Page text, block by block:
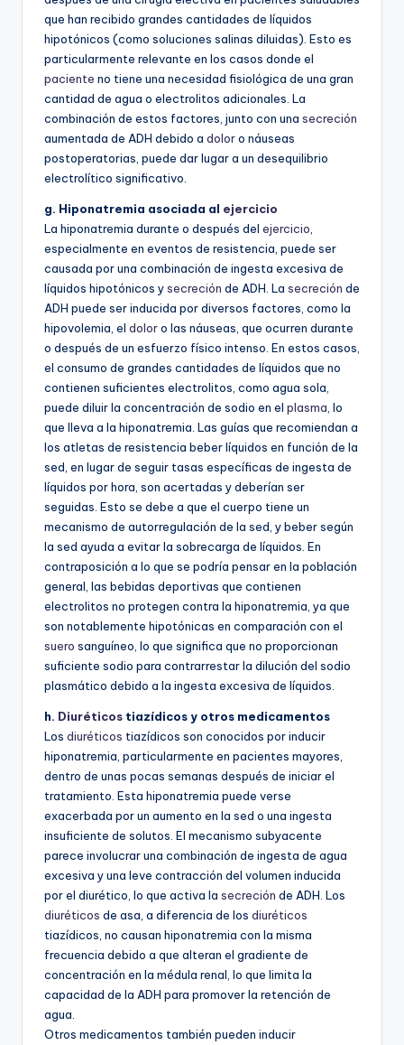
que han recibido grandes cantidades de líquidos
hipotónicos (como soluciones salinas diluidas). Esto es
particularmente relevante en los casos donde el
paciente no tiene una necesidad fisiológica de una gran
cantidad de agua o electrolitos adicionales. La
combinación de estos factores, junto con una secreción
aumentada de ADH debido a doloro náuseas
postoperatorias, puede dar lugar a un desequilibrio
electrolítico significativo.
g. Hiponatremia asociada al ejercicio
La hiponatremia durante o después del ejercicio
especialmente en eventos de resistencia, puede ser
causada por una combinación de ingesta excesiva de
líquidos hipotónicos ysecreción de ADH. La secreción de
ADH puede ser inducida por diversos factores, como la
hipovolemia, el doloro las náuseas, que ocurren durante
o después de un esfuerzo físico intenso. En estos casos,
el consumo de grandes cantidades de líquidos que no
contienen suficientes electrolitos, como agua sola,
puede diluir la concentración de sodio en el plasma , lo
que lleva a la hiponatremia. Las guías que recomiendan a
los atletas de resistencia beber líquidos en función de la
sed, en lugar de seguir tasas específicas de ingesta de
líquidos por hora, son acertadas y deberían ser
seguidas. Esto se debe a que el cuerpo tiene un
mecanismo de autorregulación de la sed, y beber según
la sed ayuda a evitar la sobrecarga de líquidos. En
contraposición a lo que se podría pensar en la población
general, las bebidas deportivas que contienen
electrolitos no protegen contra la hiponatremia, ya que
son notablemente hipotónicas en comparación con el
suero sanguíneo, lo que significa que no proporcionan
suficiente sodio para contrarrestar la dilución del sodio
plasmático debido a la ingesta excesiva de líquidos.
h. Diuréticos tiazídicos y otros medicamentos
Los diuréticos tiazídicos son conocidos por inducir
hiponatremia, particularmente en pacientes mayores,
dentro de unas pocas semanas después de iniciar el
tratamiento. Esta hiponatremia puede verse
exacerbada por un aumento en la sed o una ingesta
insuficiente de solutos. El mecanismo subyacente
parece involucrar una combinación de ingesta de agua
excesiva y una leve contracción del volumen inducida
por el diurético, lo que activa la secreción de ADH. Los
diuréticos de asa, a diferencia de los diuréticos
tiazídicos, no causan hiponatremia con la misma
frecuencia debido a que alteran el gradiente de
concentración en la médula renal, lo que limita la
capacidad de la ADH para promover la retención de
agua.
Otros medicamentos también pueden inducir